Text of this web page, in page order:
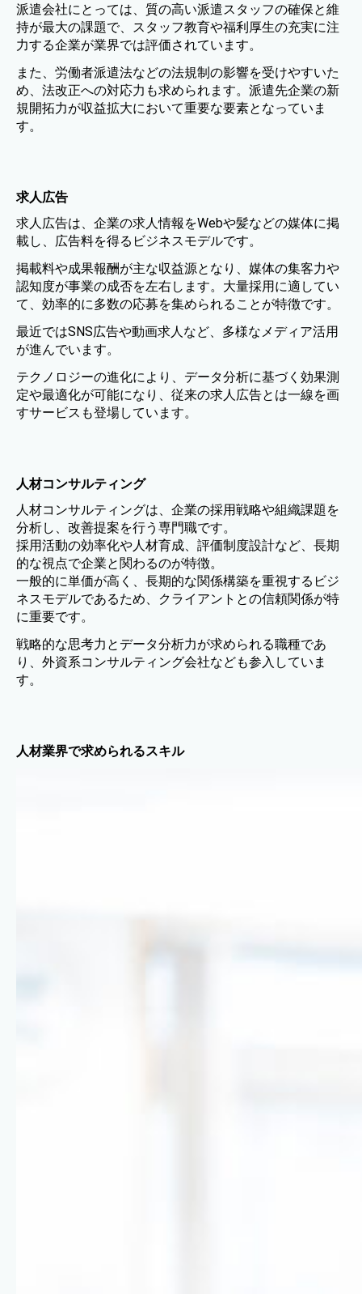
派遣会社にとっては、質の高い派遣スタッフの確保と維
持が最大の課題で、スタッフ教育や福利厚生の充実に注
力する企業が業界では評価されています。
また、労働者派遣法などの法規制の影響を受けやすいた
め、法改正への対応力も求められます。派遣先企業の新
規開拓力が収益拡大において重要な要素となっていま
す。
求人広告
求人広告は、企業の求人情報をWebや髪などの媒体に掲
載し、広告料を得るビジネスモデルです。
掲載料や成果報酬が主な収益源となり、媒体の集客力や
認知度が事業の成否を左右します。大量採用に適してい
て、効率的に多数の応募を集められることが特徴です。
最近ではSNS広告や動画求人など、多様なメディア活用
が進んでいます。
テクノロジーの進化により、データ分析に基づく効果測
定や最適化が可能になり、従来の求人広告とは一線を画
すサービスも登場しています。
人材コンサルティング
人材コンサルティングは、企業の採用戦略や組織課題を
分析し、改善提案を行う専門職です。
採用活動の効率化や人材育成、評価制度設計など、長期
的な視点で企業と関わるのが特徴。
一般的に単価が高く、長期的な関係構築を重視するビジ
ネスモデルであるため、クライアントとの信頼関係が特
に重要です。
戦略的な思考力とデータ分析力が求められる職種であ
り、外資系コンサルティング会社なども参入していま
す。
人材業界で求められるスキル